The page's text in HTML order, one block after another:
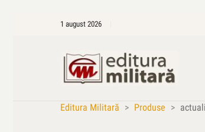
1 august 2026
Editura Militară > Produse >